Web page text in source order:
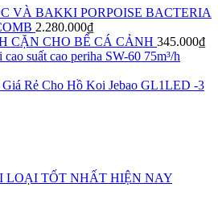
VÀ BAKKI PORPOISE BACTERIA
2.280.000₫
CẶN CHO BỂ CÁ CẢNH 345.000₫
suất cao periha SW-60 75m³/h
Rẻ Cho Hồ Koi Jebao GL1LED -3
LOẠI TỐT NHẤT HIỆN NAY